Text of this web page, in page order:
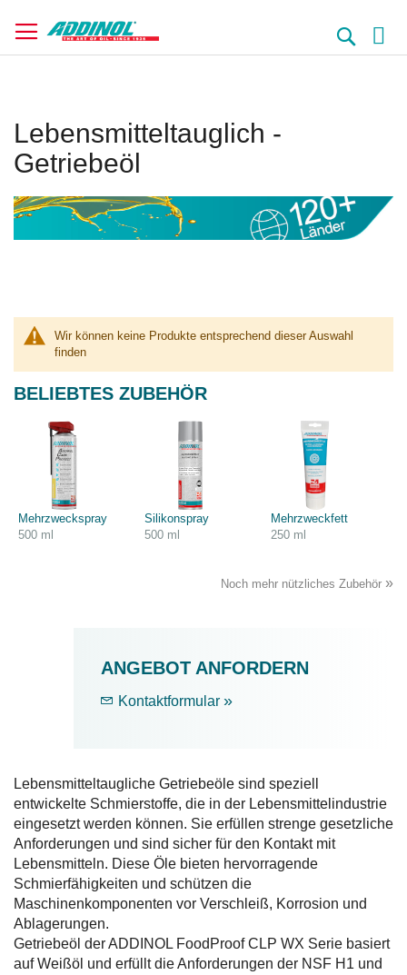
zum
Inhalt
Suche
Lebensmitteltauglich -
Getriebeöl
Wir können keine Produkte entsprechend dieser Auswahl
finden
BELIEBTES ZUBEHÖR
Mehrzweckspray
500 ml
Silikonspray
500 ml
Mehrzweckfett
250 ml
Noch mehr nützliches Zubehör »
ANGEBOT ANFORDERN
Kontaktformular »
Lebensmitteltaugliche Getriebeöle sind speziell
entwickelte Schmierstoffe, die in der Lebensmittelindustrie
eingesetzt werden können. Sie erfüllen strenge gesetzliche
Anforderungen und sind sicher für den Kontakt mit
Lebensmitteln. Diese Öle bieten hervorragende
Schmierfähigkeiten und schützen die
Maschinenkomponenten vor Verschleiß, Korrosion und
Ablagerungen.
Getriebeöl der ADDINOL FoodProof CLP WX Serie basiert
auf Weißöl und erfüllt die Anforderungen der NSF H1 und